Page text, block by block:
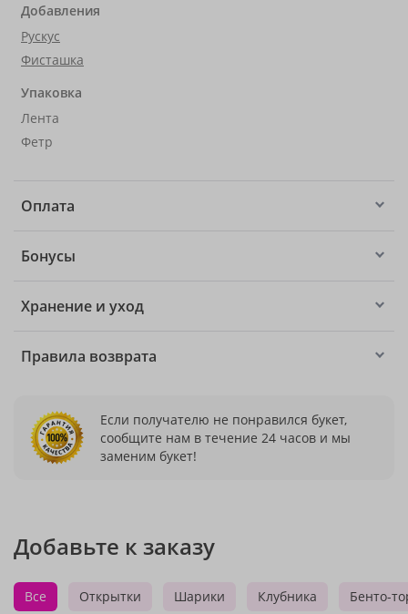
Добавления
Рускус
Фисташка
Упаковка
Лента
Фетр
Оплата
Бонусы
Хранение и уход
Правила возврата
Если получателю не понравился букет,
сообщите нам в течение 24 часов и мы
заменим букет!
Добавьте к заказу
Все Открытки Шарики Клубника Бенто-